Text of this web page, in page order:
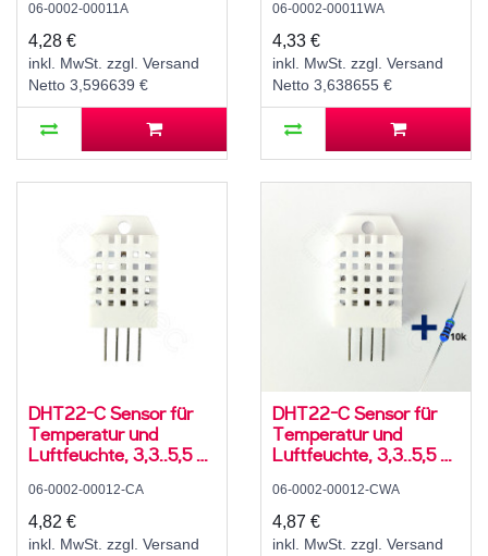
± 2 °C
06-0002-00011A
4,28 €
inkl. MwSt. zzgl. Versand
Netto 3,596639 €
± 2 °C, mit 10K
Widerstand und
Anleitung
06-0002-00011WA
4,33 €
inkl. MwSt. zzgl. Versand
Netto 3,638655 €
DHT22-C Sensor für
Temperatur und
Luftfeuchte, 3,3..5,5 V,
± 3 °C
06-0002-00012-CA
4,82 €
inkl. MwSt. zzgl. Versand
DHT22-C Sensor für
Temperatur und
Luftfeuchte, 3,3..5,5 V,
± 3 °C, mit 10K
Widerstand und
Anleitung
06-0002-00012-CWA
4,87 €
inkl. MwSt. zzgl. Versand